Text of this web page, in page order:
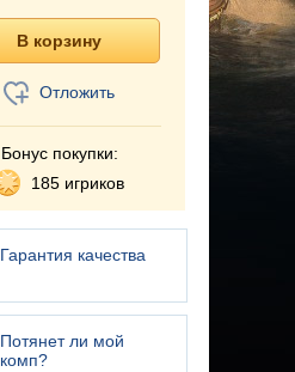
Отложить
Бонус покупки:
185 игриков
Гарантия качества
Потянет ли мой
комп?